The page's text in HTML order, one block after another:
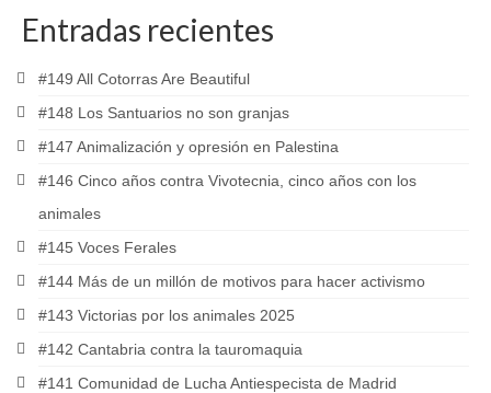
Entradas recientes
#149 All Cotorras Are Beautiful
#148 Los Santuarios no son granjas
#147 Animalización y opresión en Palestina
#146 Cinco años contra Vivotecnia, cinco años con los
animales
#145 Voces Ferales
#144 Más de un millón de motivos para hacer activismo
#143 Victorias por los animales 2025
#142 Cantabria contra la tauromaquia
#141 Comunidad de Lucha Antiespecista de Madrid